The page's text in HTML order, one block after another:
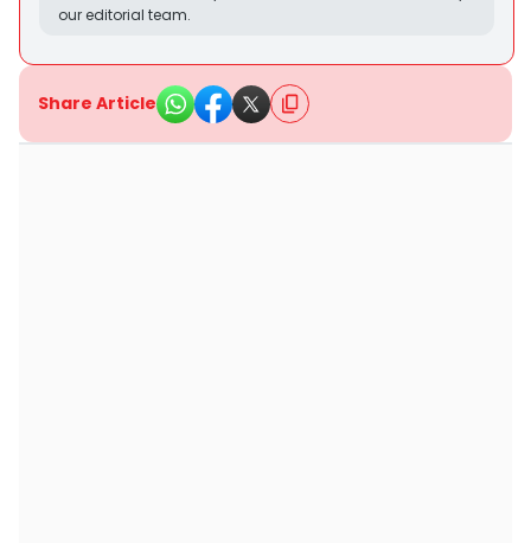
our editorial team.
Share Article